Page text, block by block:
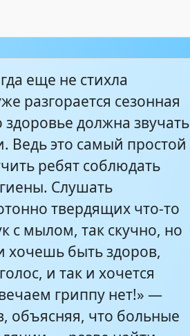
еще не стихла
разгорается сезонная
должна звучать
Ведь это самый простой
ребят соблюдать
Слушать
твердящих что-то
с мылом, так скучно, но
хочешь быть здоров,
и так и хочется
гриппу нет!» —
объясняя, что больные